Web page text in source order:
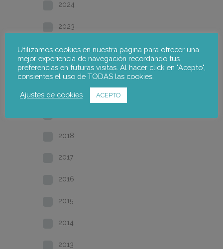
2024
2023
2022
2021
2020
2018
2017
2016
2015
2014
2013
Utilizamos cookies en nuestra página para ofrecer una
mejor experiencia de navegación recordando tus
preferencias en futuras visitas. Al hacer click en "Acepto",
consientes el uso de TODAS las cookies.
Ajustes de cookies ACEPTO